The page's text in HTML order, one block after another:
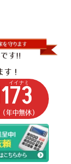
！
イイナミ
年中無休）